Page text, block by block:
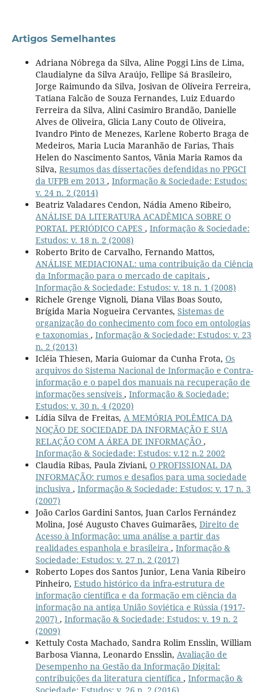
Artigos Semelhantes
Adriana Nóbrega da Silva, Aline Poggi Lins de Lima,
Claudialyne da Silva Araújo, Fellipe Sá Brasileiro,
Jorge Raimundo da Silva, Josivan de Oliveira Ferreira,
Tatiana Falcão de Souza Fernandes, Luiz Eduardo
Ferreira da Silva, Alini Casimiro Brandão, Danielle
Alves de Oliveira, Glicia Lany Couto de Oliveira,
Ivandro Pinto de Menezes, Karlene Roberto Braga de
Medeiros, Maria Lucia Maranhão de Farias, Thais
Helen do Nascimento Santos, Vânia Maria Ramos da
Silva, Resumos das dissertações defendidas no PPGCI
da UFPB em 2013 , Informação & Sociedade: Estudos:
v. 24 n. 2 (2014)
Beatriz Valadares Cendon, Nádia Ameno Ribeiro,
ANÁLISE DA LITERATURA ACADÊMICA SOBRE O
PORTAL PERIÓDICO CAPES , Informação & Sociedade:
Estudos: v. 18 n. 2 (2008)
Roberto Brito de Carvalho, Fernando Mattos,
ANÁLISE MEDIACIONAL: uma contribuição da Ciência
da Informação para o mercado de capitais ,
Informação & Sociedade: Estudos: v. 18 n. 1 (2008)
Richele Grenge Vignoli, Diana Vilas Boas Souto,
Brígida Maria Nogueira Cervantes, Sistemas de
organização do conhecimento com foco em ontologias
e taxonomias , Informação & Sociedade: Estudos: v. 23
n. 2 (2013)
Icléia Thiesen, Maria Guiomar da Cunha Frota, Os
arquivos do Sistema Nacional de Informação e Contra-
informação e o papel dos manuais na recuperação de
informações sensíveis , Informação & Sociedade:
Estudos: v. 30 n. 4 (2020)
Lídia Silva de Freitas, A MEMÓRIA POLÊMICA DA
NOÇÃO DE SOCIEDADE DA INFORMAÇÃO E SUA
RELAÇÃO COM A ÁREA DE INFORMAÇÃO ,
Informação & Sociedade: Estudos: v.12 n.2 2002
Claudia Ribas, Paula Ziviani, O PROFISSIONAL DA
INFORMAÇÃO: rumos e desafios para uma sociedade
inclusiva , Informação & Sociedade: Estudos: v. 17 n. 3
(2007)
João Carlos Gardini Santos, Juan Carlos Fernández
Molina, José Augusto Chaves Guimarães, Direito de
Acesso à Informação: uma análise a partir das
realidades espanhola e brasileira , Informação &
Sociedade: Estudos: v. 27 n. 2 (2017)
Roberto Lopes dos Santos Junior, Lena Vania Ribeiro
Pinheiro, Estudo histórico da infra-estrutura de
informação científica e da formação em ciência da
informação na antiga União Soviética e Rússia (1917-
2007) , Informação & Sociedade: Estudos: v. 19 n. 2
(2009)
Kettuly Costa Machado, Sandra Rolim Ensslin, William
Barbosa Vianna, Leonardo Ensslin, Avaliação de
Desempenho na Gestão da Informação Digital:
contribuições da literatura científica , Informação &